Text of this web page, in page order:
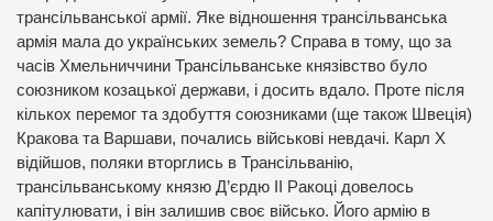
трансільванської армії. Яке відношення трансільванська
армія мала до українських земель? Справа в тому, що за
часів Хмельниччини Трансільванське князівство було
союзником козацької держави, і досить вдало. Проте після
кількох перемог та здобуття союзниками (ще також Швеція)
Кракова та Варшави, почались військові невдачі. Карл Х
відійшов, поляки вторглись в Трансільванію,
трансільванському князю Д’єрдю ІІ Ракоці довелось
капітулювати, і він залишив своє військо. Його армію в